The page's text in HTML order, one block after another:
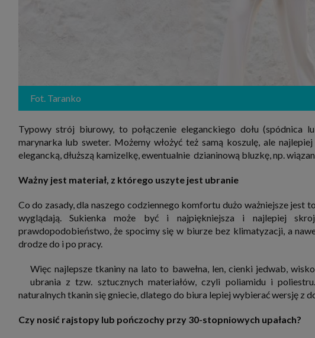
Fot. Taranko
Typowy strój biurowy, to połączenie eleganckiego dołu
marynarka lub sweter. Możemy włożyć też samą koszulę, ale
elegancką, dłuższą kamizelkę, ewentualnie dzianinową bluzkę, np.
Ważny jest materiał, z którego uszyte jest ubranie
Co do zasady, dla naszego codziennego komfortu dużo ważniejsze jest
wyglądają. Sukienka może być i najpiękniejsza i najlepiej
prawdopodobieństwo, że spocimy się w biurze bez klimatyzacji, a
drodze do i po pracy.
Więc najlepsze tkaniny na lato to bawełna, len, cienki jedwab,
ubrania z tzw. sztucznych materiałów, czyli poliamidu i
naturalnych tkanin się gniecie, dlatego do biura lepiej wybierać wersję z
Czy nosić rajstopy lub pończochy przy 30-stopniowych upałach?